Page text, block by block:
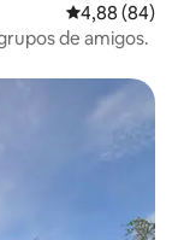
4,88 de uma
4,88 (84)
de amigos.